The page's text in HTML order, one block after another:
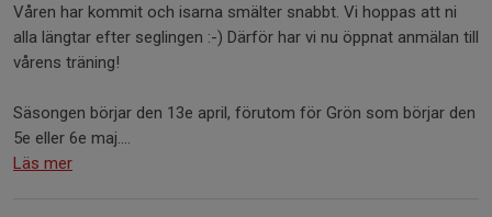
Våren har kommit och isarna smälter snabbt. Vi hoppas att ni
alla längtar efter seglingen :-) Därför har vi nu öppnat anmälan till
vårens träning!
Säsongen börjar den 13e april, förutom för Grön som börjar den
5e eller 6e maj....
Läs mer